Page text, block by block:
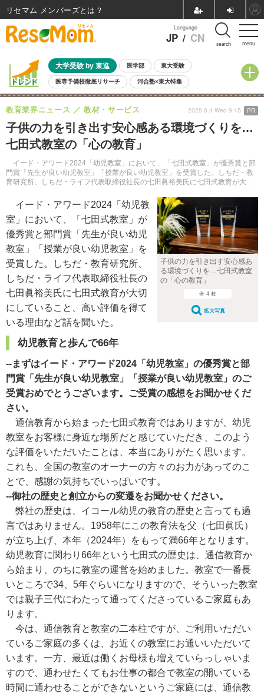
menu
Language
JP / CN search
大学受験 by 東進 医学部 東大受験
医専予備校徹底リサーチ 河合塾×東大特集
親子で考える大学選び 高校受験 中学受験 小学校受験
共通テスト 夏休み 8月開催学校説明会・相談会
8月開催イベント・WS 全国公立高校 過去問 人気記事
自由研究教材（小学生向け） 自由研究教材（中学生向け）
子供の力を引き出す安心感ある環境づくりを…
七田式教室の「心の教育」
イード・アワード2024「幼児教室」において、「七田式教室」が優秀賞と部
門賞「先生が良い幼児教室」「授業が良い幼児教室」を受賞した。しちだ・教
育研究所、しちだ・ライフ代表取締役社長の七田眞裕美氏に七田式教育が大切
教育業界ニュース 教材・サービス 2025.6.4 Wed 9:15 PR
子供の力を引き出す安心感あ
る環境づくりを…七田式教室
の「心の教育」
全 4 枚
拡大写真
イード・アワード2024「幼児教
室」において、「七田式教室」が
優秀賞と部門賞「先生が良い幼児
教室」「授業が良い幼児教室」を
受賞した。しちだ・教育研究所、
しちだ・ライフ代表取締役社長の
七田眞裕美氏に七田式教育が大切
にしていること、高い評価を得て
いる理由など話を聞いた。
幼児教育と歩んで66年
--まずはイード・アワード2024「幼児教室」の優秀賞と部
門賞「先生が良い幼児教室」「授業が良い幼児教室」のご
受賞おめでとうございます。ご受賞の感想をお聞かせくだ
さい。
通信教育から始まった七田式教育ではありますが、幼児
教室をお客様に身近な場所だと感じていただき、このよう
な評価をいただいたことは、本当にありがたく思います。
これも、全国の教室のオーナーの方々のお力があってのこ
とで、感謝の気持ちでいっぱいです。
--御社の歴史と創立からの変遷をお聞かせください。
弊社の歴史は、イコール幼児の教育の歴史と言っても過
言ではありません。1958年にこの教育法を父（七田眞氏）
が立ち上げ、本年（2024年）をもって満66年となります。
幼児教育に関わり66年という七田式の歴史は、通信教育か
ら始まり、のちに教室の運営を始めました。教室で一番長
いところで34、5年ぐらいになりますので、そういった教室
では親子三代にわたって通ってくださっているご家庭もあ
ります。
今は、通信教育と教室の二本柱ですが、ご利用いただい
ているご家庭の多くは、お近くの教室にお通いいただいて
います。一方、最近は働くお母様も増えていらっしゃいま
すので、通わせたくてもお仕事の都合で教室の開いている
時間に通わせることができないというご家庭には、通信教
リセマム メンバーズ